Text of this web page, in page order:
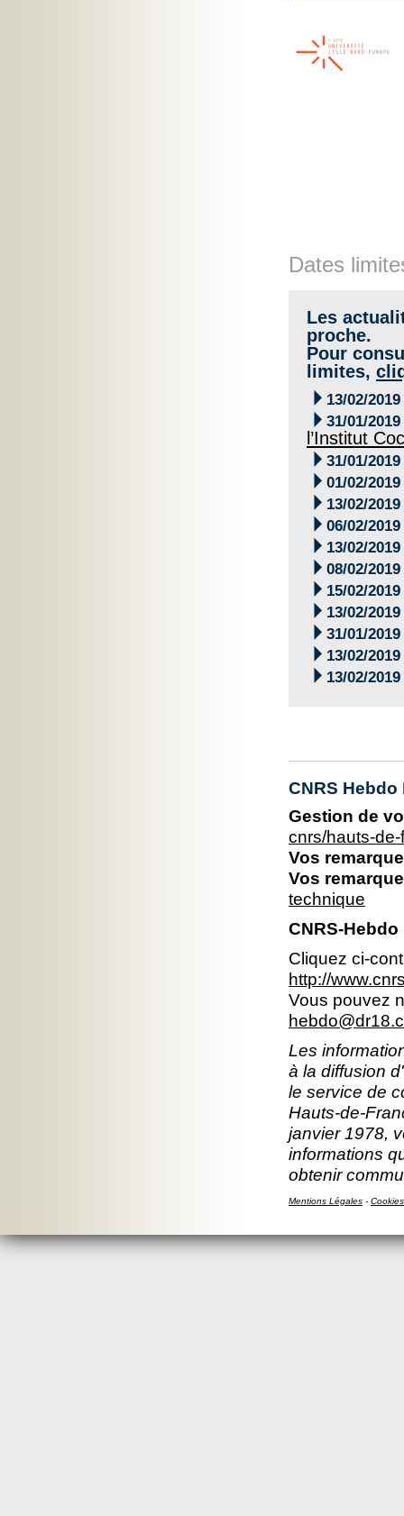
Dates
Les
proche.
Pour
limites,
 13/02/2019
 31/01/2019
l’Institut
 31/01/2019
 01/02/2019
 13/02/2019
 06/02/2019
 13/02/2019
 08/02/2019
 15/02/2019
 13/02/2019
 31/01/2019
 13/02/2019
 13/02/2019
CNRS
Gestion de
cnrs/hauts-
Vos
Vos
technique
CNRS-
Cliquez ci-
http://
Vous pouvez
Les
à la diffusion
le service de
Hauts-de-
janvier 1978,
informations
obtenir
Mentions Légales - Cookies